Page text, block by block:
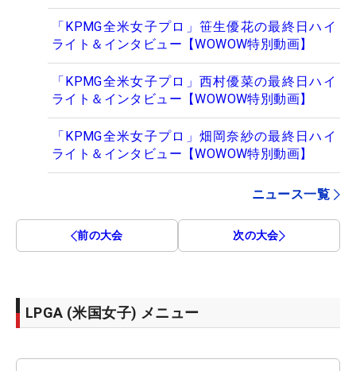
「KPMG全米女子プロ」笹生優花の最終日ハイ
ライト＆インタビュー【WOWOW特別動画】
「KPMG全米女子プロ」西村優菜の最終日ハイ
ライト＆インタビュー【WOWOW特別動画】
「KPMG全米女子プロ」畑岡奈紗の最終日ハイ
ライト＆インタビュー【WOWOW特別動画】
ニュース一覧
前の大会 次の大会
LPGA (米国女子) メニュー